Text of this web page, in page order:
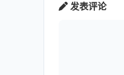
发表评论